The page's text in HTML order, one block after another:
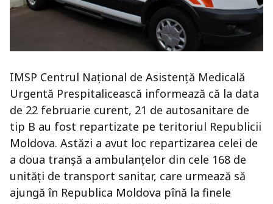
IMSP Centrul Național de Asistență Medicală
Urgentă Prespitalicească informează că la data
de 22 februarie curent, 21 de autosanitare de
tip B au fost repartizate pe teritoriul Republicii
Moldova. Astăzi a avut loc repartizarea celei de
a doua tranșă a ambulanțelor din cele 168 de
unități de transport sanitar, care urmează să
ajungă în Republica Moldova pînă la finele